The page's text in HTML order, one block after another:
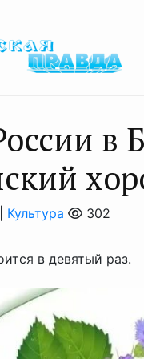
в
Культура 302
в девятый раз.